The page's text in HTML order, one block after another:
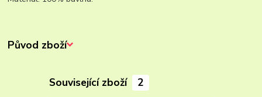
Původ zboží
Související zboží 2